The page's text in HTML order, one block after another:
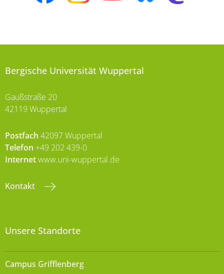
Bergische Universität Wuppertal
Gaußstraße 20
42119 Wuppertal
Postfach 42097 Wuppertal
Telefon +49 202 439-0
Internetwww.uni-wuppertal.de
Kontakt
Unsere Standorte
Campus Grifflenberg